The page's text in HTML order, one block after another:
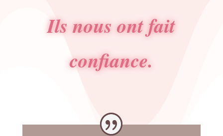
Ils nous ont fait
confiance.